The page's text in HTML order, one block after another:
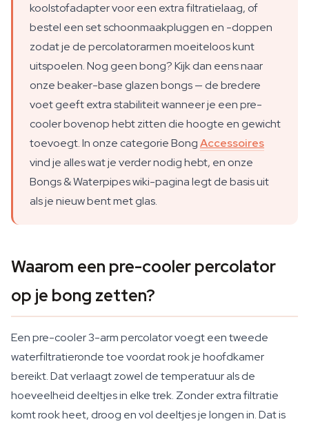
koolstofadapter voor een extra filtratielaag, of
bestel een set schoonmaakpluggen en -doppen
zodat je de percolatorarmen moeiteloos kunt
uitspoelen. Nog geen bong? Kijk dan eens naar
onze beaker-base glazen bongs — de bredere
voet geeft extra stabiliteit wanneer je een pre-
cooler bovenop hebt zitten die hoogte en gewicht
toevoegt. In onze categorie BongAccessoires
vind je alles wat je verder nodig hebt, en onze
Bongs & Waterpipes wiki-pagina legt de basis uit
als je nieuw bent met glas.
Waarom een pre-cooler percolator
op je bong zetten?
Een pre-cooler 3-arm percolator voegt een tweede
waterfiltratieronde toe voordat rook je hoofdkamer
bereikt. Dat verlaagt zowel de temperatuur als de
hoeveelheid deeltjes in elke trek. Zonder extra filtratie
komt rook heet, droog en vol deeltjes je longen in. Dat is